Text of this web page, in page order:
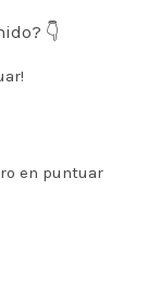
👇
en puntuar